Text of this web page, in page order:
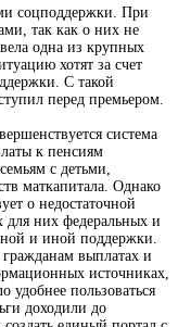
соцподдержки. При
так как о них не
одна из крупных
хотят за счет
С такой
перед премьером.
система
к пенсиям
с детьми,
маткапитала. Однако
о недостаточной
для них федеральных и
и иной поддержки.
выплатах и
источниках,
удобнее пользоваться
доходили до